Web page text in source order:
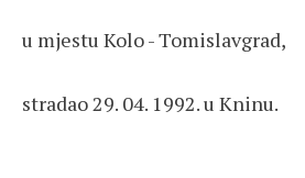
u mjestu Kolo - Tomislavgrad,
stradao 29. 04. 1992. u Kninu.